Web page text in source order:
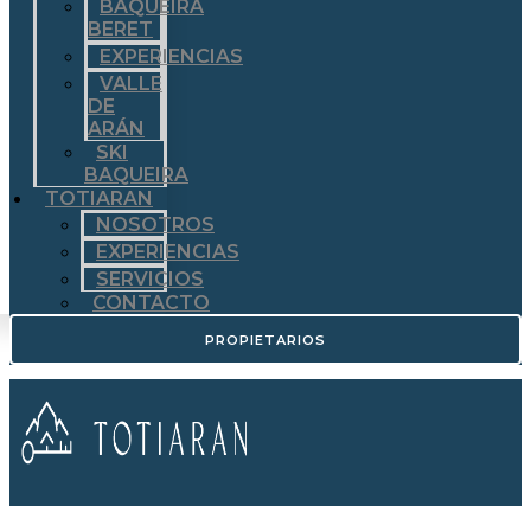
BAQUEIRA
BERET
EXPERIENCIAS
VALLE
DE
ARÁN
SKI
BAQUEIRA
TOTIARAN
NOSOTROS
EXPERIENCIAS
SERVICIOS
CONTACTO
PROPIETARIOS